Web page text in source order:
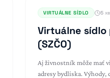
VIRTUÁLNE SÍDLO 5 хв
Virtuálne
(SZČO)
Aj živnostník môže mať
adresy bydliska. Výhody,